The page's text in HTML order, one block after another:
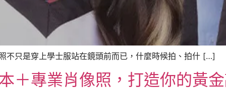
不只是穿上學士服站在鏡頭前而已，什麼時候拍、拍什 […]
＋專業肖像照，打造你的黃金